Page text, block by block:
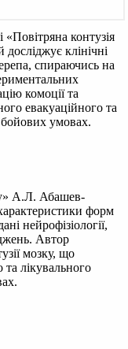
«Повітряна контузія
клінічні
спираючись на
комоції та
евакуаційного та
бойових умовах.
А.Л. Абашев-
форм
нейрофізіології,
Автор
мозку, що
лікувального